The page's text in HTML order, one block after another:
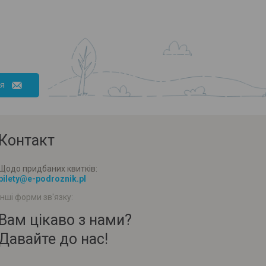
придбаних квитків:
podroznik.pl
форми зв'язку:
цікаво з нами?
до нас!